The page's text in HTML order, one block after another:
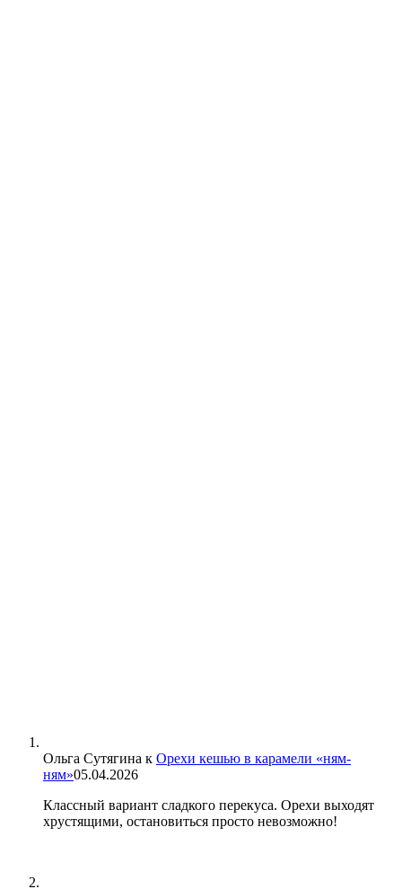
Ольга Сутягина к Орехи кешью в карамели «ням-
ням»05.04.2026
Классный вариант сладкого перекуса. Орехи выходят
хрустящими, остановиться просто невозможно!